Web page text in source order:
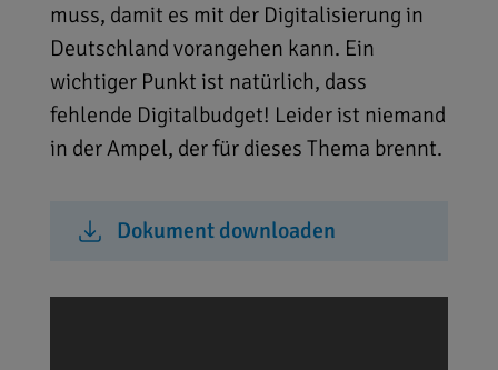
muss, damit es mit der Digitalisierung in
Deutschland vorangehen kann. Ein
wichtiger Punkt ist natürlich, dass
fehlende Digitalbudget! Leider ist niemand
in der Ampel, der für dieses Thema brennt.
Dokument downloaden